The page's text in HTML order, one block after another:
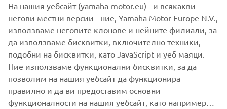
The information and/or imagery on these webpages may
never be used for commercial or non-commercial
purposes without the explicit written consent of Yamaha
Motor Europe N.V. and/or Yamaha Motor Co., Ltd.
Always ride in a safe manner and obey all local road laws.
На нашия уебсайт (yamaha-motor.eu) - и всякакви
негови местни версии - ние, Yamaha Motor Europe N.V.,
използваме неговите клонове и нейните филиали, за
да използваме бисквитки, включително техники,
подобни на бисквитки, като JavaScript и уеб маяци.
Ние използваме функционални бисквитки, за да
позволим на нашия уебсайт да функционира
правилно и да ви предоставим основни
функционалности на нашия уебсайт, като например